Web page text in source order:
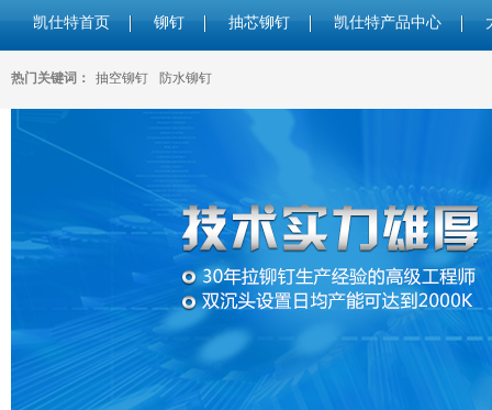
凯仕特首页 铆钉 抽芯铆钉 凯仕特产品中心
热门关键词： 抽空铆钉 防水铆钉